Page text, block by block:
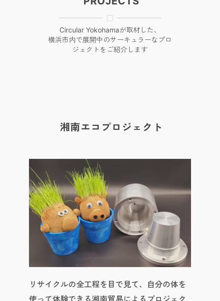
Circular Yokohamaが取材した、
横浜市内で展開中のサーキュラーなプロ
ジェクトをご紹介します
湘南エコプロジェクト
リサイクルの全工程を目で見て、自分の体を